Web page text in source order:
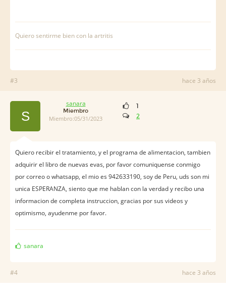
Quiero sentirme bien con la artritis
#3 hace 3 años
S
sanara
Miembro
Miembro:05/31/2023
1
2
Quiero recibir el tratamiento, y el programa de alimentacion, tambien
adquirir el libro de nuevas evas, por favor comuniquense conmigo
por correo o whatsapp, el mio es 942633190, soy de Peru, uds son mi
unica ESPERANZA, siento que me hablan con la verdad y recibo una
informacion de completa instruccion, gracias por sus videos y
optimismo, ayudenme por favor.
sanara
#4 hace 3 años